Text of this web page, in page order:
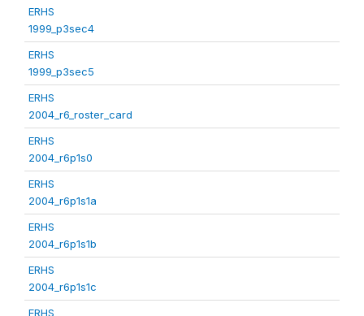
ERHS
1999_p3sec4
ERHS
1999_p3sec5
ERHS
2004_r6_roster_card
ERHS
2004_r6p1s0
ERHS
2004_r6p1s1a
ERHS
2004_r6p1s1b
ERHS
2004_r6p1s1c
ERHS